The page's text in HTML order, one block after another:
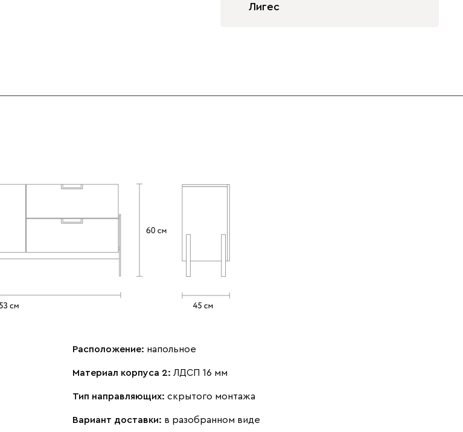
Лигес
Расположение: напольное
Материал корпуса 2: ЛДСП 16 мм
Тип направляющих: скрытого монтажа
Вариант доставки: в разобранном виде